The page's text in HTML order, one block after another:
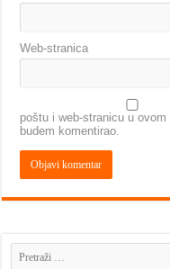
Web-stranica
poštu i web-stranicu u
budem komentirao.